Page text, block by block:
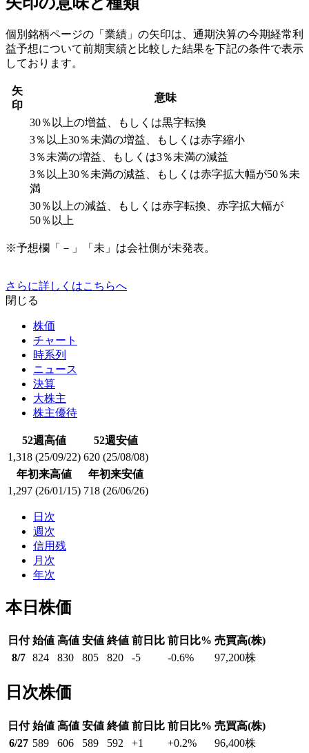
個別銘柄ページの「業績」の矢印は、通期決算の今期経常利
益予想について前期実績と比較した結果を下記の条件で表示
しております。
矢
印
意味
30％以上の増益、もしくは黒字転換
3％以上30％未満の増益、もしくは赤字縮小
3％未満の増益、もしくは3％未満の減益
3％以上30％未満の減益、もしくは赤字拡大幅が50％未
満
30％以上の減益、もしくは赤字転換、赤字拡大幅が
50％以上
※予想欄「－」「未」は会社側が未発表。
さらに詳しくはこちらへ
閉じる
株価
チャート
時系列
ニュース
決算
大株主
株主優待
52週高値
52週安値
1,318 (25/09/22) 620 (25/08/08)
年初来高値
年初来安値
1,297 (26/01/15) 718 (26/06/26)
日次
週次
信用残
月次
年次
本日株価
日付 始値 高値 安値 終値 前日比 前日比% 売買高(株)
8/7 824 830 805 820 -5 -0.6% 97,200株
日次株価
日付 始値 高値 安値 終値 前日比 前日比% 売買高(株)
6/27 589 606 589 592 +1 +0.2% 96,400株